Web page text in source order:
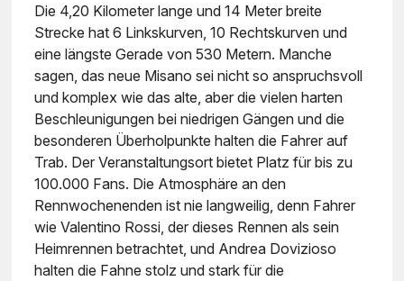
Die 4,20 Kilometer lange und 14 Meter breite
Strecke hat 6 Linkskurven, 10 Rechtskurven und
eine längste Gerade von 530 Metern. Manche
sagen, das neue Misano sei nicht so anspruchsvoll
und komplex wie das alte, aber die vielen harten
Beschleunigungen bei niedrigen Gängen und die
besonderen Überholpunkte halten die Fahrer auf
Trab. Der Veranstaltungsort bietet Platz für bis zu
100.000 Fans. Die Atmosphäre an den
Rennwochenenden ist nie langweilig, denn Fahrer
wie Valentino Rossi, der dieses Rennen als sein
Heimrennen betrachtet, und Andrea Dovizioso
halten die Fahne stolz und stark für die